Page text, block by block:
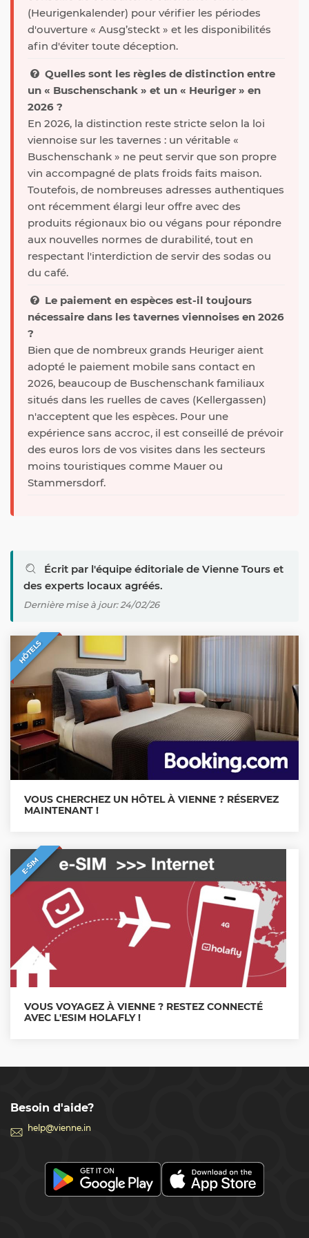
(Heurigenkalender) pour vérifier les périodes
d'ouverture « Ausg’steckt » et les disponibilités
afin d'éviter toute déception.
Quelles sont les règles de distinction entre
un « Buschenschank » et un « Heuriger » en
2026 ?
En 2026, la distinction reste stricte selon la loi
viennoise sur les tavernes : un véritable «
Buschenschank » ne peut servir que son propre
vin accompagné de plats froids faits maison.
Toutefois, de nombreuses adresses authentiques
ont récemment élargi leur offre avec des
produits régionaux bio ou végans pour répondre
aux nouvelles normes de durabilité, tout en
respectant l'interdiction de servir des sodas ou
du café.
Le paiement en espèces est-il toujours
nécessaire dans les tavernes viennoises en 2026
?
Bien que de nombreux grands Heuriger aient
adopté le paiement mobile sans contact en
2026, beaucoup de Buschenschank familiaux
situés dans les ruelles de caves (Kellergassen)
n'acceptent que les espèces. Pour une
expérience sans accroc, il est conseillé de prévoir
des euros lors de vos visites dans les secteurs
moins touristiques comme Mauer ou
Stammersdorf.
Écrit par l'équipe éditoriale de Vienne Tours et
des experts locaux agréés.
Dernière mise à jour: 24/02/26
HÔTELS
VOUS CHERCHEZ UN HÔTEL À VIENNE ? RÉSERVEZ
MAINTENANT !
E-SIM
VOUS VOYAGEZ À VIENNE ? RESTEZ CONNECTÉ
AVEC L'ESIM HOLAFLY !
Besoin d'aide?
help@vienne.in